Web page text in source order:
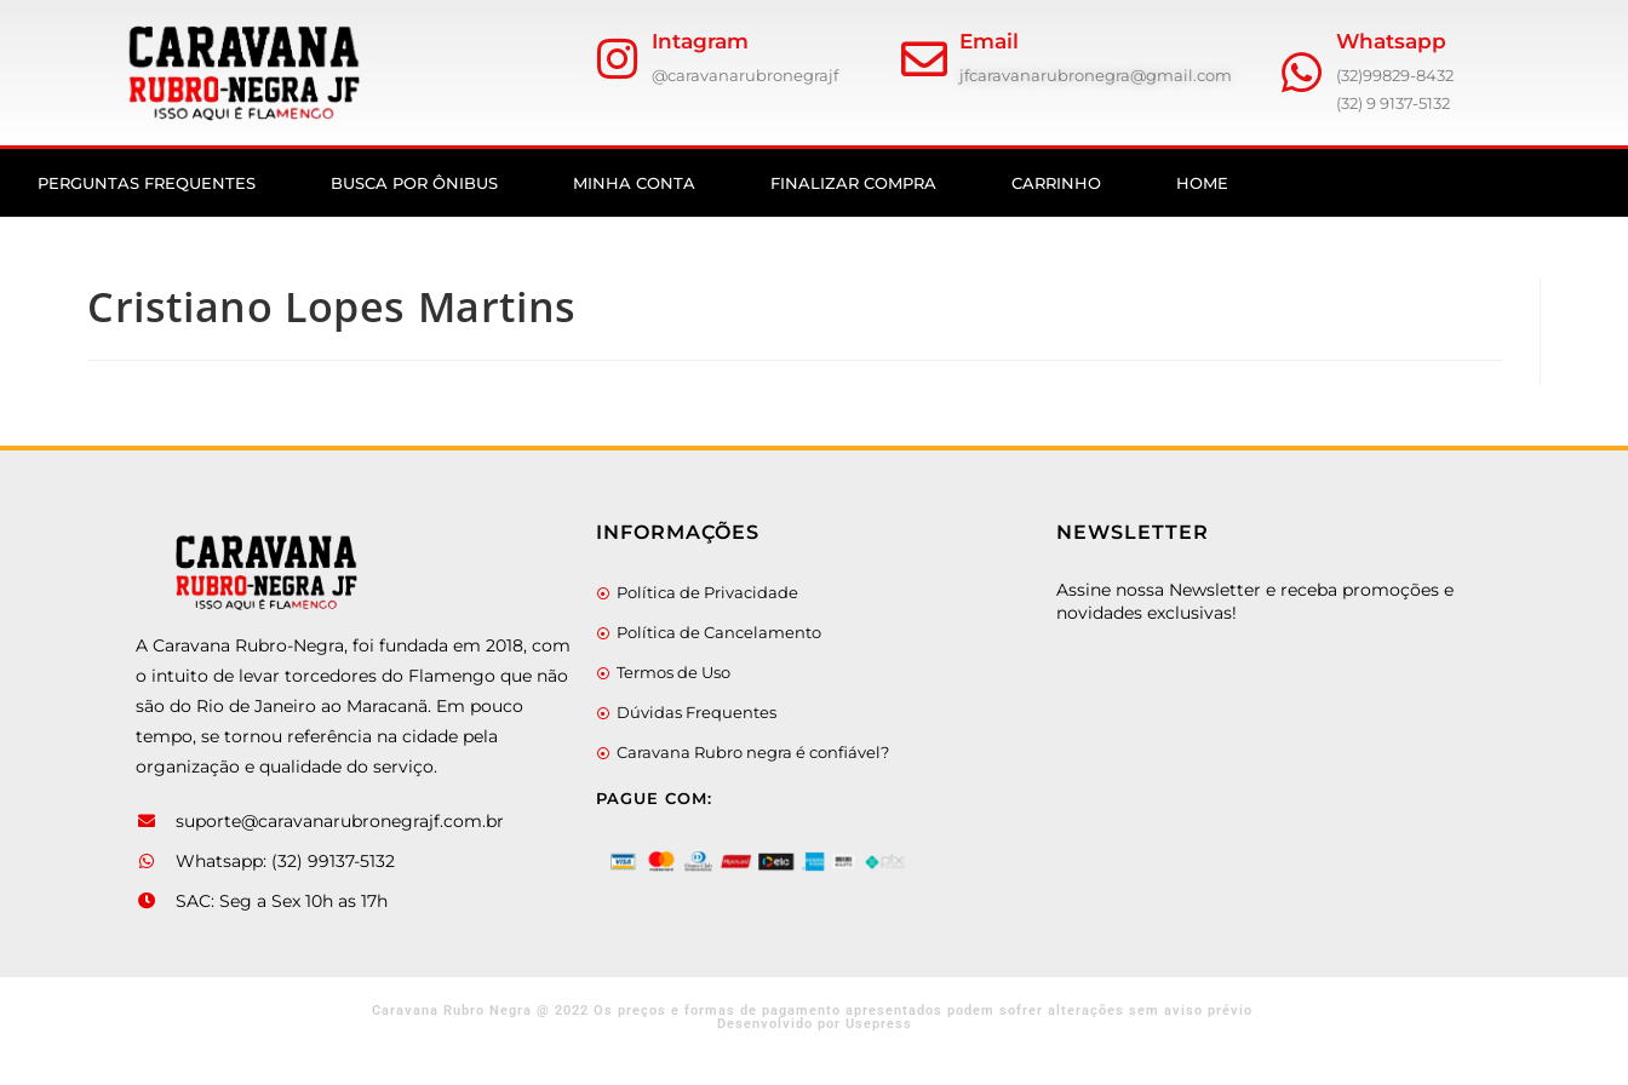
Intagram
@caravanarubronegrajf
Email
jfcaravanarubronegra@gmail.com
Whatsapp
(32)99829-8432
(32) 9 9137-5132
PERGUNTAS FREQUENTES BUSCA POR ÔNIBUS MINHA CONTA FINALIZAR COMPRA CARRINHO HOME
Cristiano Lopes Martins
A Caravana Rubro-Negra, foi fundada em 2018, com
o intuito de levar torcedores do Flamengo que não
são do Rio de Janeiro ao Maracanã. Em pouco
tempo, se tornou referência na cidade pela
organização e qualidade do serviço.
suporte@caravanarubronegrajf.com.br
Whatsapp: (32) 99137-5132
SAC: Seg a Sex 10h as 17h
INFORMAÇÕES
Política de Privacidade
Política de Cancelamento
Termos de Uso
Dúvidas Frequentes
Caravana Rubro negra é confiável?
PAGUE COM:
NEWSLETTER
Assine nossa Newsletter e receba promoções e
novidades exclusivas!
Caravana Rubro Negra @ 2022 Os preços e formas de pagamento apresentados podem sofrer alterações sem aviso prévio
Desenvolvido por Usepress